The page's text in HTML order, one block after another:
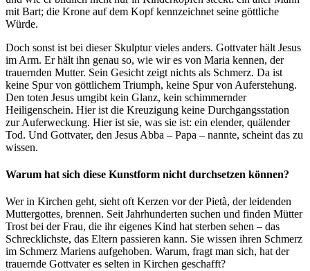
mit Bart; die Krone auf dem Kopf kennzeichnet seine göttliche
Würde.
Doch sonst ist bei dieser Skulptur vieles anders. Gottvater hält Jesus
im Arm. Er hält ihn genau so, wie wir es von Maria kennen, der
trauernden Mutter. Sein Gesicht zeigt nichts als Schmerz. Da ist
keine Spur von göttlichem Triumph, keine Spur von Auferstehung.
Den toten Jesus umgibt kein Glanz, kein schimmernder
Heiligenschein. Hier ist die Kreuzigung keine Durchgangsstation
zur Auferweckung. Hier ist sie, was sie ist: ein elender, quälender
Tod. Und Gottvater, den Jesus Abba – Papa – nannte, scheint das zu
wissen.
Warum hat sich diese Kunstform nicht durchsetzen können?
Wer in Kirchen geht, sieht oft Kerzen vor der Pietà, der leidenden
Muttergottes, brennen. Seit Jahrhunderten suchen und finden Mütter
Trost bei der Frau, die ihr eigenes Kind hat sterben sehen – das
Schrecklichste, das Eltern passieren kann. Sie wissen ihren Schmerz
im Schmerz Mariens aufgehoben. Warum, fragt man sich, hat der
trauernde Gottvater es selten in Kirchen geschafft?